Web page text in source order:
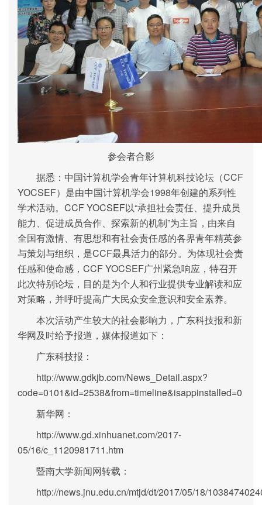
参会者合影
据悉：中国计算机学会青年计算机科技论坛（CCF
YOCSEF）是由中国计算机学会1998年创建的系列性
学术活动。CCF YOCSEF以“承担社会责任、提升成员
能力、促进成员合作、探索新的机制”为主旨，由来自
全国有激情、有思想和有社会责任感的各界青年精英参
与策划与组织，是CCF最具活力的部分。为体现社会责
任感和使命感，CCF YOCSEF广州紧急响应，特召开
此次特别论坛，目的是为个人和行业提供专业解读和应
对策略，并呼吁提高广大民众安全意识和安全素养。
本次活动产生较大的社会影响力，广东科技报和新
华网及时给予报道，媒体报道如下：
广东科技报：
http://www.gdkjb.com/News_Detail.aspx?
code=0101&id=2538&from=timeline&isappinstalled=0
新华网：
http://www.gd.xinhuanet.com/2017-
05/16/c_1120981711.htm
暨南大学新闻网转载：
http://news.jnu.edu.cn/mtjd/dt/2017/05/18/